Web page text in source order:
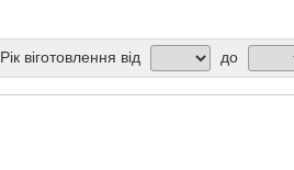
Рік віготовлення від до